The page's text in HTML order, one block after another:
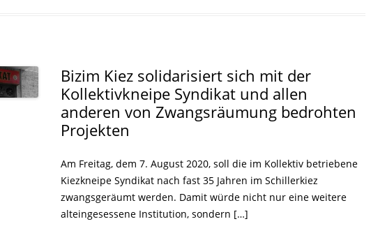
Bizim Kiez solidarisiert sich mit der
Kollektivkneipe Syndikat und allen
anderen von Zwangsräumung bedrohten
Projekten
Am Freitag, dem 7. August 2020, soll die im Kollektiv betriebene
Kiezkneipe Syndikat nach fast 35 Jahren im Schillerkiez
zwangsgeräumt werden. Damit würde nicht nur eine weitere
alteingesessene Institution, sondern […]